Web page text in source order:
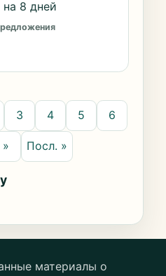
8 дней
3 4 5 6
» Посл. »
материалы о